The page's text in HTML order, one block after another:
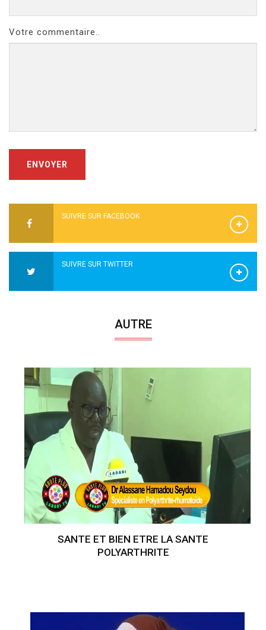
Votre commentaire..
ENVOYER
SUIVRE SUR FACEBOOK
SUIVRE SUR TWITTER
AUTRE
SANTE ET BIEN ETRE LA SANTE
POLYARTHRITE